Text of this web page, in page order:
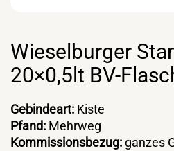
Wieselburger
20×0,5lt BV-
Gebindeart: Kiste
Pfand: Mehrweg
Kommissionsbezug: ganzes